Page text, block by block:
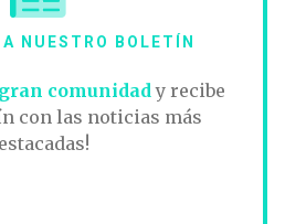
NUESTRO BOLETÍN
gran comunidad y recibe
con las noticias más